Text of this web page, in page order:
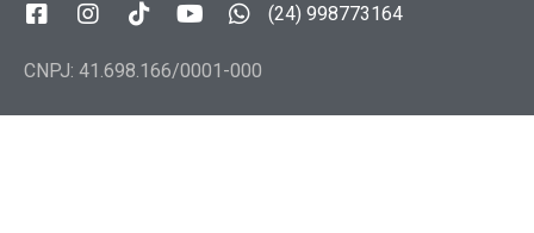
(24) 998773164
CNPJ: 41.698.166/0001-000